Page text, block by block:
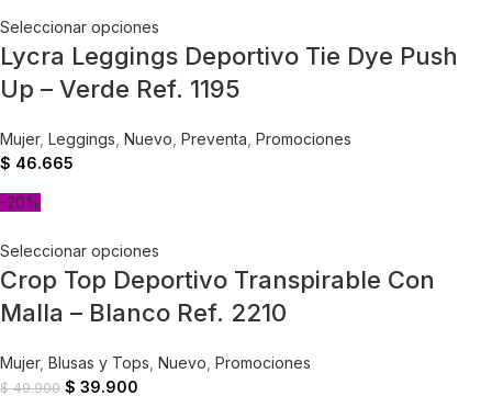
Seleccionar opciones
Lycra Leggings Deportivo Tie Dye Push
Up – Verde Ref. 1195
Mujer, Leggings Nuevo Preventa Promociones
$ 46.665
-20%
Seleccionar opciones
Crop Top Deportivo Transpirable Con
Malla – Blanco Ref. 2210
Mujer, Blusas y Tops Nuevo Promociones
$49.900 $ 39.900